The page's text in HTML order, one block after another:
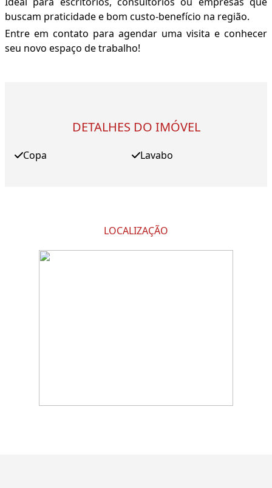
buscam praticidade e bom custo-benefício na região.
Entre em contato para agendar uma visita e conhecer
seu novo espaço de trabalho!
DETALHES DO IMÓVEL
Copa Lavabo
LOCALIZAÇÃO